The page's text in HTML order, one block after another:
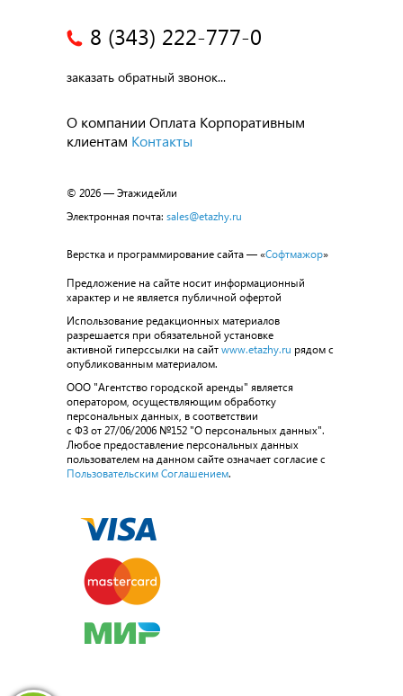
8 (343) 222-777-0
заказать обратный звонок...
О компании Оплата Корпоративным
клиентам Контакты
© 2026 — Этажидейли
Электронная почта: sales@etazhy.ru
Верстка и программирование сайта — «Софтмажор»
Предложение на сайте носит информационный
характер и не является публичной офертой
Использование редакционных материалов
разрешается при обязательной установке
активной гиперссылки на сайт www.etazhy.ru рядом с
опубликованным материалом.
ООО "Агентство городской аренды" является
оператором, осуществляющим обработку
персональных данных, в соответствии
с ФЗ от 27/06/2006 №152 "О персональных данных".
Любое предоставление персональных данных
пользователем на данном сайте означает согласие с
Пользовательским Соглашением.